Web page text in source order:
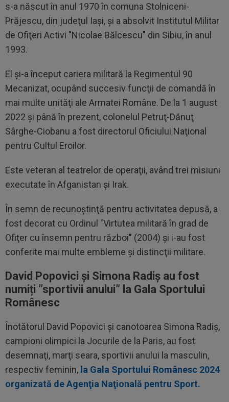
s-a născut în anul 1970 în comuna Stolniceni-
Prăjescu, din judeţul Iaşi, şi a absolvit Institutul Militar
de Ofiţeri Activi "Nicolae Bălcescu" din Sibiu, în anul
1993.
El şi-a început cariera militară la Regimentul 90
Mecanizat, ocupând succesiv funcţii de comandă în
mai multe unităţi ale Armatei Române. De la 1 august
2022 şi până în prezent, colonelul Petruţ-Dănuţ
Sârghe-Ciobanu a fost directorul Oficiului Naţional
pentru Cultul Eroilor.
Este veteran al teatrelor de operaţii, având trei misiuni
executate în Afganistan şi Irak.
În semn de recunoştinţă pentru activitatea depusă, a
fost decorat cu Ordinul "Virtutea militară în grad de
Ofiţer cu însemn pentru război" (2004) şi i-au fost
conferite mai multe embleme şi distincţii militare.
David Popovici și Simona Radiș au fost
numiți ”sportivii anului” la Gala Sportului
Românesc
Înotătorul David Popovici şi canotoarea Simona Radiş,
campioni olimpici la Jocurile de la Paris, au fost
desemnaţi, marţi seara, sportivii anului la masculin,
respectiv feminin, la Gala Sportului Românesc 2024
organizată de Agenţia Naţională pentru Sport.